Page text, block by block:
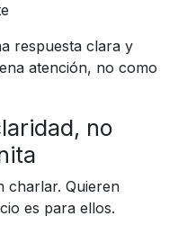
respuesta clara y
atención, no como
no
charlar. Quieren
es para ellos.